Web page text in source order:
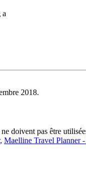
a
2018.
ne doivent pas être
, Maelline Travel Planner